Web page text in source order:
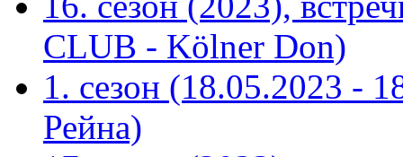
CLUB - Kölner Don)
1. сезон (18.05.2023 -
Рейна)